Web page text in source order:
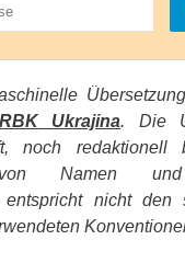
RBKUkrajina. Die
noch redaktionell
Namen und
entspricht nicht den